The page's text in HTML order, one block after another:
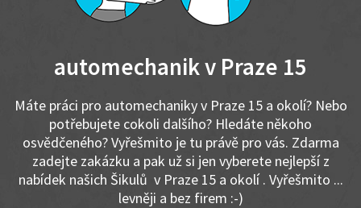
automechanik v Praze 15
Máte práci pro automechaniky v Praze 15 a okolí? Nebo
potřebujete cokoli dalšího? Hledáte někoho
osvědčeného? Vyřešmito je tu právě pro vás. Zdarma
zadejte zakázku a pak už si jen vyberete nejlepší z
nabídek našich Šikulů v Praze 15 a okolí . Vyřešmito ...
levněji a bez firem :-)